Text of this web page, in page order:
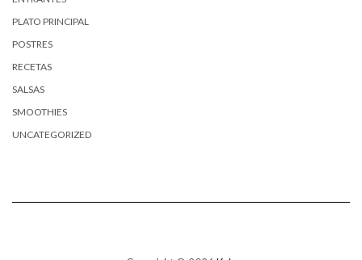
PLATO PRINCIPAL
POSTRES
RECETAS
SALSAS
SMOOTHIES
UNCATEGORIZED